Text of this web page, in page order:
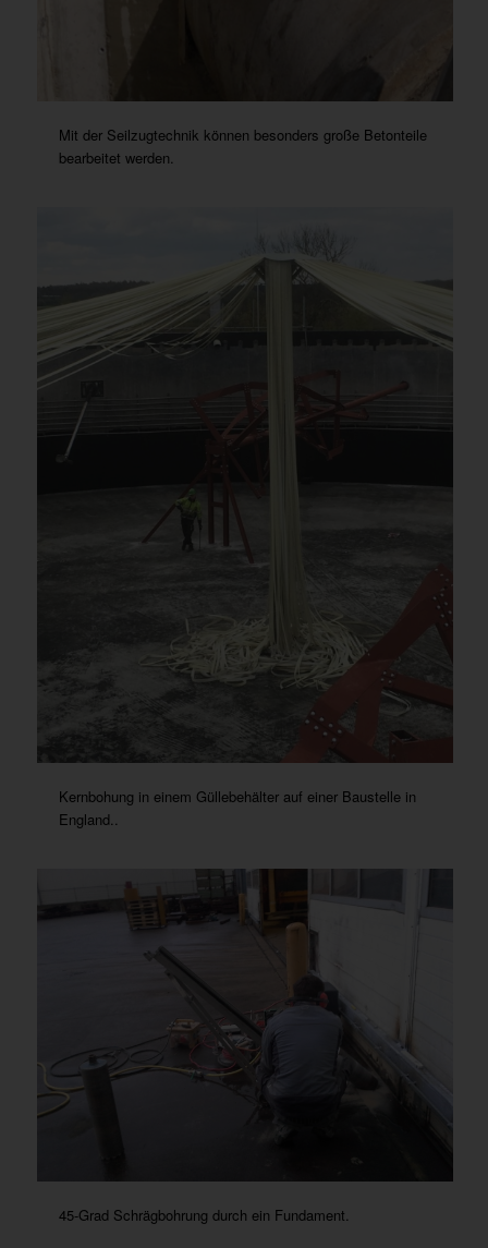
Mit der Seilzugtechnik können besonders große Betonteile
bearbeitet werden.
Kernbohung in einem Güllebehälter auf einer Baustelle in
England..
45-Grad Schrägbohrung durch ein Fundament.